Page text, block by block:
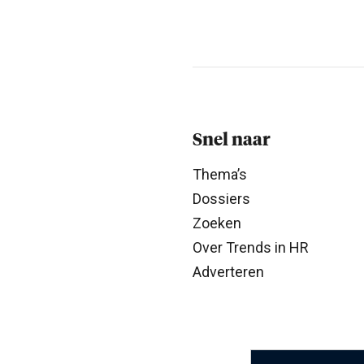
Snel naar
Thema’s
Dossiers
Zoeken
Over Trends in HR
Adverteren